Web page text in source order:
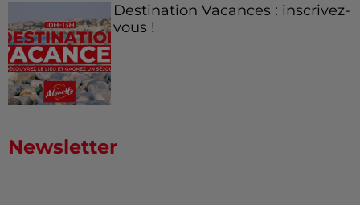
Destination Vacances : inscrivez-
vous !
Newsletter